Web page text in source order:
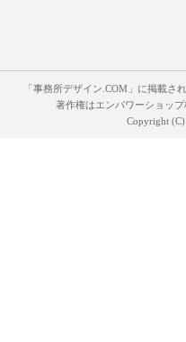
「事務所デザイン.COM」に掲載さ
著作権はエンパワーショッ
Copyright